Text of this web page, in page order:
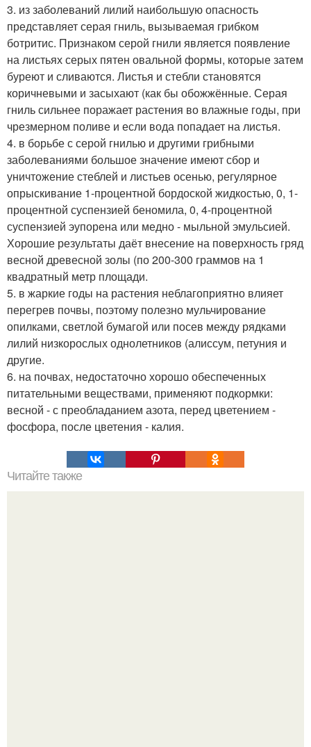
3. из заболеваний лилий наибольшую опасность
представляет серая гниль, вызываемая грибком
ботритис. Признаком серой гнили является появление
на листьях серых пятен овальной формы, которые затем
буреют и сливаются. Листья и стебли становятся
коричневыми и засыхают (как бы обожжённые. Серая
гниль сильнее поражает растения во влажные годы, при
чрезмерном поливе и если вода попадает на листья.
4. в борьбе с серой гнилью и другими грибными
заболеваниями большое значение имеют сбор и
уничтожение стеблей и листьев осенью, регулярное
опрыскивание 1-процентной бордоской жидкостью, 0, 1-
процентной суспензией беномила, 0, 4-процентной
суспензией эупорена или медно - мыльной эмульсией.
Хорошие результаты даёт внесение на поверхность гряд
весной древесной золы (по 200-300 граммов на 1
квадратный метр площади.
5. в жаркие годы на растения неблагоприятно влияет
перегрев почвы, поэтому полезно мульчирование
опилками, светлой бумагой или посев между рядками
лилий низкорослых однолетников (алиссум, петуния и
другие.
6. на почвах, недостаточно хорошо обеспеченных
питательными веществами, применяют подкормки:
весной - с преобладанием азота, перед цветением -
фосфора, после цветения - калия.
Читайте также